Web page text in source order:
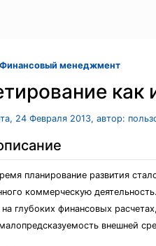
Финансовый менеджмент
как
24 Февраля 2013, автор:
планирование развития
коммерческую
глубоких финансовых
внешней